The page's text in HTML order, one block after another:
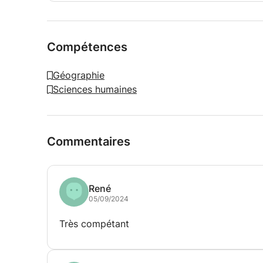
Compétences
Géographie
Sciences humaines
Commentaires
René
05/09/2024
Très compétant